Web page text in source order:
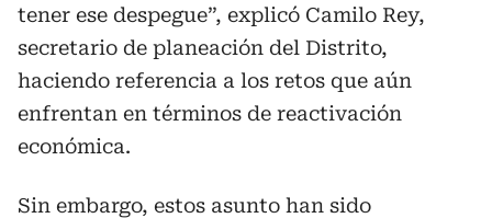
tener ese despegue”, explicó Camilo Rey,
secretario de planeación del Distrito,
haciendo referencia a los retos que aún
enfrentan en términos de reactivación
económica.
Sin embargo, estos asunto han sido